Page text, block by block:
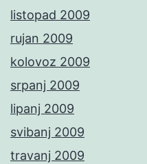
listopad 2009
rujan 2009
kolovoz 2009
srpanj 2009
lipanj 2009
svibanj 2009
travanj 2009